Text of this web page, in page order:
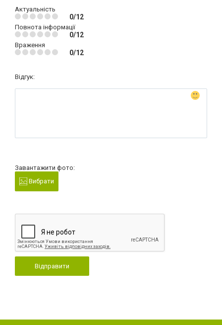
Актуальність
0/12
Повнота інформації
0/12
Враження
0/12
Відгук:
Завантажити фото:
Вибрати
Відправити